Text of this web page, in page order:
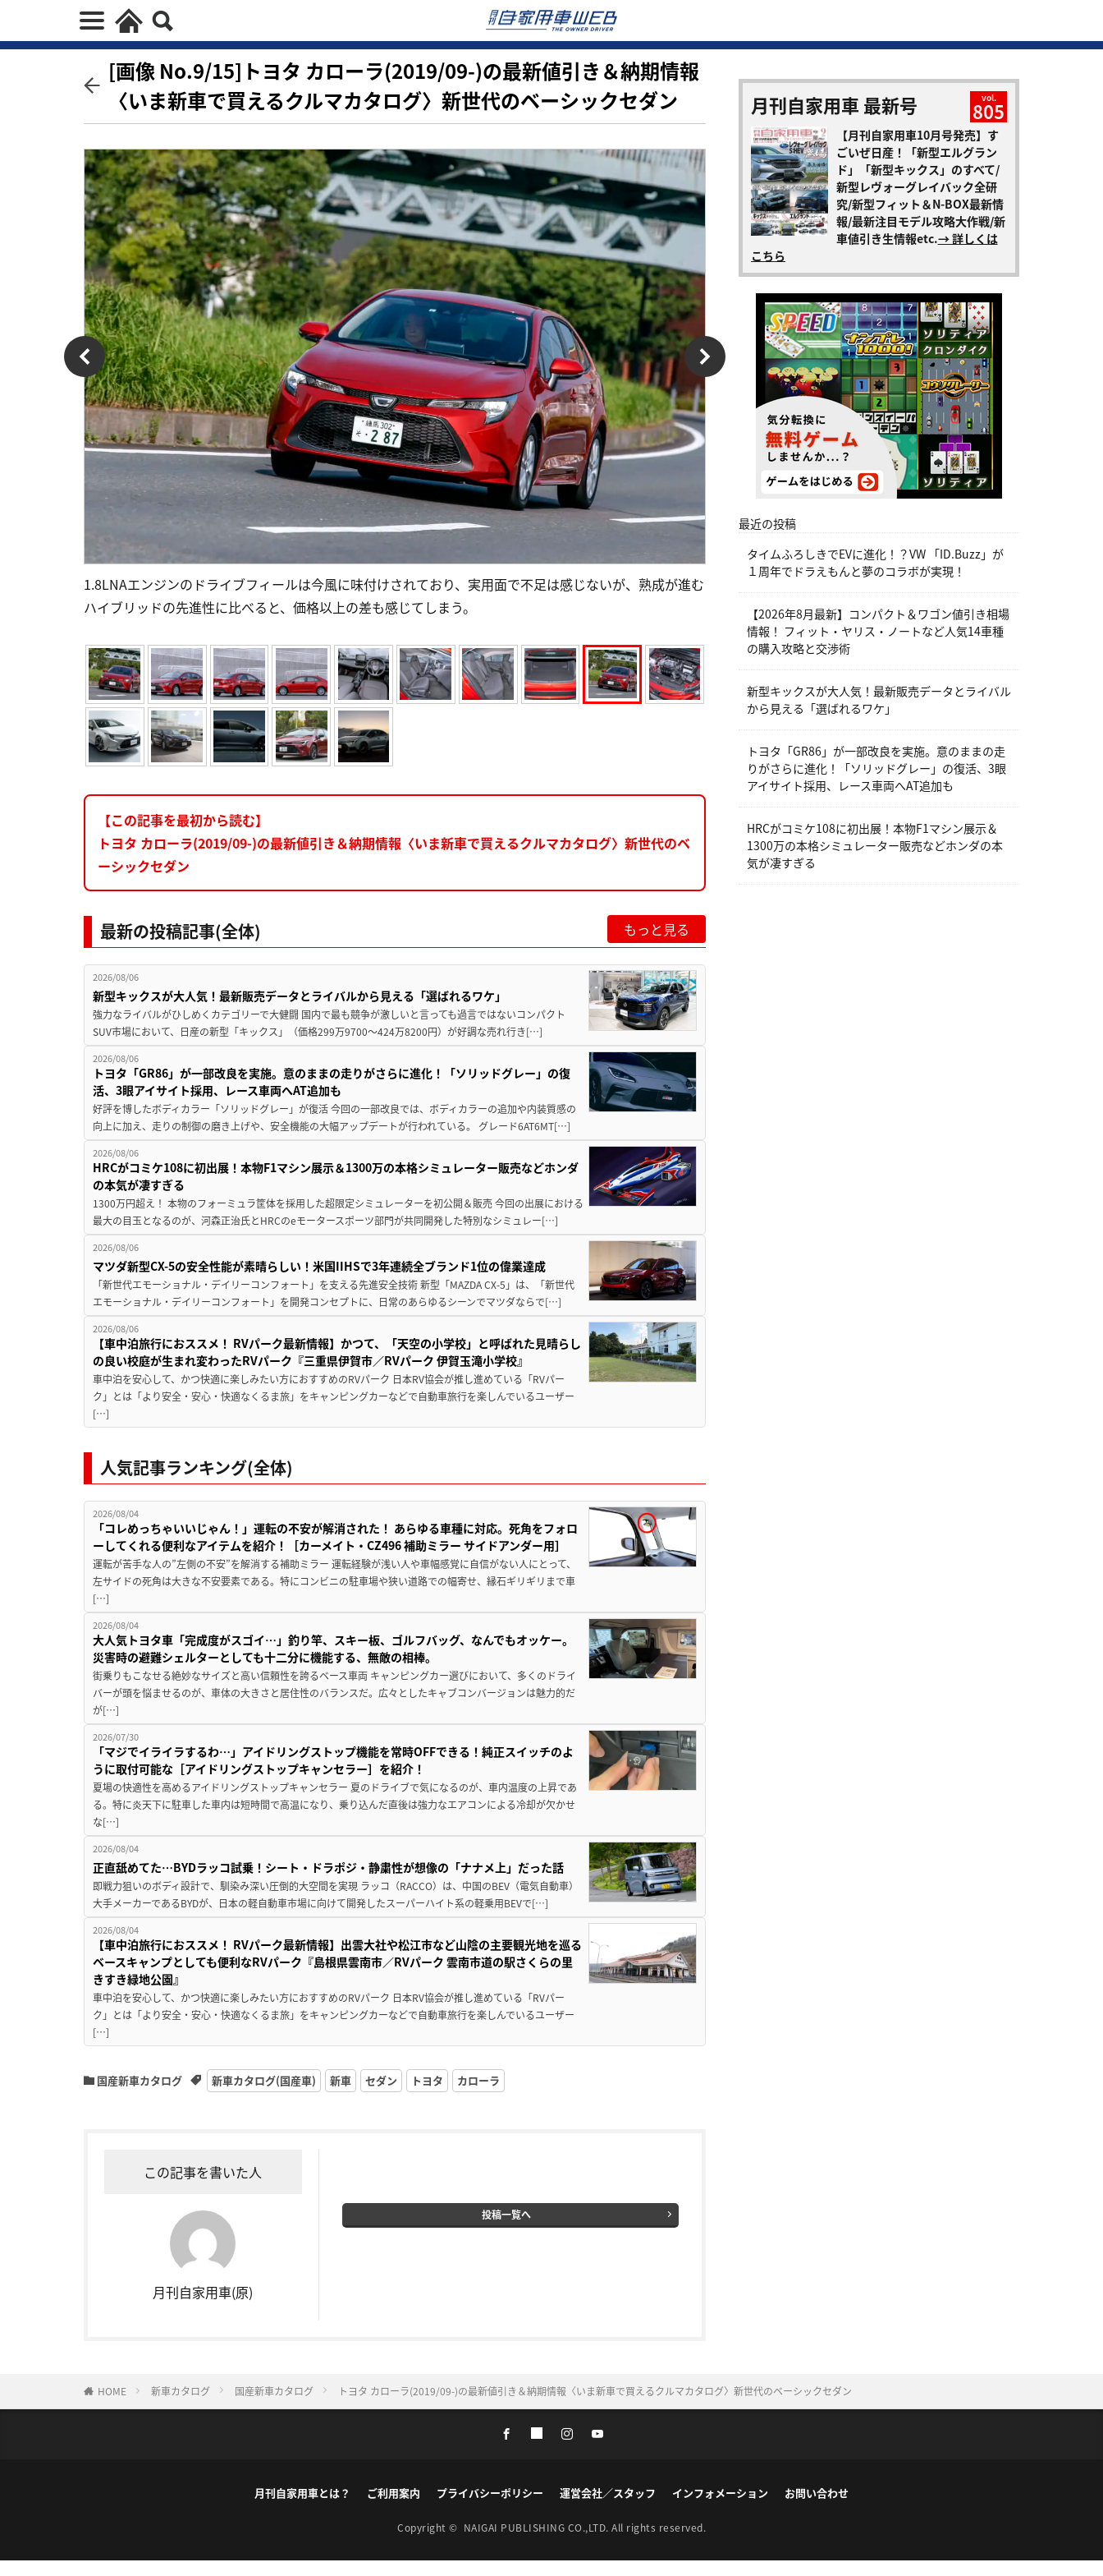
[画像 No.9/15]トヨタ カローラ(2019/09-)の最新値引き＆納期情報
〈いま新車で買えるクルマカタログ〉新世代のベーシックセダン
1.8LNAエンジンのドライブフィールは今風に味付けされており、実用面で不足は感じないが、熟成が進む
ハイブリッドの先進性に比べると、価格以上の差も感じてしまう。
【この記事を最初から読む】
トヨタ カローラ(2019/09-)の最新値引き＆納期情報〈いま新車で買えるクルマカタログ〉新世代のベ
ーシックセダン
最新の投稿記事(全体) もっと見る
2026/08/06
新型キックスが大人気！最新販売データとライバルから見える「選ばれるワケ」
強力なライバルがひしめくカテゴリーで大健闘 国内で最も競争が激しいと言っても過言ではないコンパクト
SUV市場において、日産の新型「キックス」（価格299万9700～424万8200円）が好調な売れ行き[…]
2026/08/06
トヨタ「GR86」が一部改良を実施。意のままの走りがさらに進化！「ソリッドグレー」の復
活、3眼アイサイト採用、レース車両へAT追加も
好評を博したボディカラー「ソリッドグレー」が復活 今回の一部改良では、ボディカラーの追加や内装質感の
向上に加え、走りの制御の磨き上げや、安全機能の大幅アップデートが行われている。 グレード6AT6MT[…]
2026/08/06
HRCがコミケ108に初出展！本物F1マシン展示＆1300万の本格シミュレーター販売などホンダ
の本気が凄すぎる
1300万円超え！ 本物のフォーミュラ筐体を採用した超限定シミュレーターを初公開＆販売 今回の出展における
最大の目玉となるのが、河森正治氏とHRCのeモータースポーツ部門が共同開発した特別なシミュレー[…]
2026/08/06
マツダ新型CX-5の安全性能が素晴らしい！米国IIHSで3年連続全ブランド1位の偉業達成
「新世代エモーショナル・デイリーコンフォート」を支える先進安全技術 新型「MAZDA CX-5」は、「新世代
エモーショナル・デイリーコンフォート」を開発コンセプトに、日常のあらゆるシーンでマツダならで[…]
2026/08/06
【車中泊旅行におススメ！ RVパーク最新情報】かつて、「天空の小学校」と呼ばれた見晴らし
の良い校庭が生まれ変わったRVパーク『三重県伊賀市／RVパーク 伊賀玉滝小学校』
車中泊を安心して、かつ快適に楽しみたい方におすすめのRVパーク 日本RV協会が推し進めている「RVパー
ク」とは「より安全・安心・快適なくるま旅」をキャンピングカーなどで自動車旅行を楽しんでいるユーザー
[…]
人気記事ランキング(全体)
2026/08/04
「コレめっちゃいいじゃん！」運転の不安が解消された！ あらゆる車種に対応。死角をフォロ
ーしてくれる便利なアイテムを紹介！［カーメイト・CZ496 補助ミラー サイドアンダー用］
運転が苦手な人の”左側の不安”を解消する補助ミラー 運転経験が浅い人や車幅感覚に自信がない人にとって、
左サイドの死角は大きな不安要素である。特にコンビニの駐車場や狭い道路での幅寄せ、縁石ギリギリまで車
[…]
2026/08/04
大人気トヨタ車「完成度がスゴイ…」釣り竿、スキー板、ゴルフバッグ、なんでもオッケー。
災害時の避難シェルターとしても十二分に機能する、無敵の相棒。
街乗りもこなせる絶妙なサイズと高い信頼性を誇るベース車両 キャンピングカー選びにおいて、多くのドライ
バーが頭を悩ませるのが、車体の大きさと居住性のバランスだ。広々としたキャブコンバージョンは魅力的だ
が[…]
2026/07/30
「マジでイライラするわ…」アイドリングストップ機能を常時OFFできる！純正スイッチのよ
うに取付可能な［アイドリングストップキャンセラー］を紹介！
夏場の快適性を高めるアイドリングストップキャンセラー 夏のドライブで気になるのが、車内温度の上昇であ
る。特に炎天下に駐車した車内は短時間で高温になり、乗り込んだ直後は強力なエアコンによる冷却が欠かせ
な[…]
2026/08/04
正直舐めてた…BYDラッコ試乗！シート・ドラポジ・静粛性が想像の「ナナメ上」だった話
即戦力狙いのボディ設計で、馴染み深い圧倒的大空間を実現 ラッコ（RACCO）は、中国のBEV（電気自動車）
大手メーカーであるBYDが、日本の軽自動車市場に向けて開発したスーパーハイト系の軽乗用BEVで[…]
2026/08/04
【車中泊旅行におススメ！ RVパーク最新情報】出雲大社や松江市など山陰の主要観光地を巡る
ベースキャンプとしても便利なRVパーク『島根県雲南市／RVパーク 雲南市道の駅さくらの里
きすき緑地公園』
車中泊を安心して、かつ快適に楽しみたい方におすすめのRVパーク 日本RV協会が推し進めている「RVパー
ク」とは「より安全・安心・快適なくるま旅」をキャンピングカーなどで自動車旅行を楽しんでいるユーザー
[…]
国産新車カタログ 新車カタログ(国産車) 新車 セダン トヨタ カローラ
この記事を書いた人
月刊自家用車(原)
投稿一覧へ
月刊自家用車 最新号 vol.
805
【月刊自家用車10月号発売】す
ごいぜ日産！「新型エルグラン
ド」「新型キックス」のすべて/
新型レヴォーグレイバック全研
究/新型フィット＆N-BOX最新情
報/最新注目モデル攻略大作戦/新
車値引き生情報etc.→ 詳しくは
こちら
最近の投稿
タイムふろしきでEVに進化！？VW 「ID.Buzz」が
１周年でドラえもんと夢のコラボが実現！
【2026年8月最新】コンパクト＆ワゴン値引き相場
情報！ フィット・ヤリス・ノートなど人気14車種
の購入攻略と交渉術
新型キックスが大人気！最新販売データとライバル
から見える「選ばれるワケ」
トヨタ「GR86」が一部改良を実施。意のままの走
りがさらに進化！「ソリッドグレー」の復活、3眼
アイサイト採用、レース車両へAT追加も
HRCがコミケ108に初出展！本物F1マシン展示＆
1300万の本格シミュレーター販売などホンダの本
気が凄すぎる
HOME 新車カタログ 国産新車カタログ トヨタ カローラ(2019/09-)の最新値引き＆納期情報〈いま新車で買えるクルマカタログ〉新世代のベーシックセダン
月刊自家用車とは？ ご利用案内 プライバシーポリシー 運営会社／スタッフ インフォメーション お問い合わせ
Copyright © NAIGAI PUBLISHING CO.,LTD. All rights reserved.